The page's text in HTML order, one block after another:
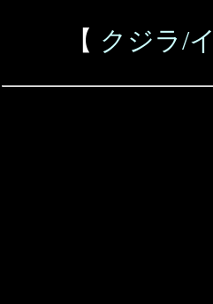
【 クジラ/